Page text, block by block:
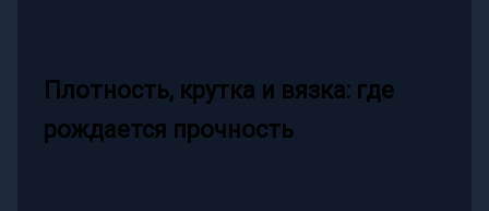
Плотность, крутка и вязка: где
рождается прочность